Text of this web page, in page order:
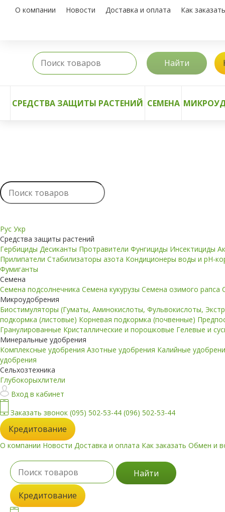
О компании Новости Доставка и оплата Как заказать
Найти
СРЕДСТВА ЗАЩИТЫ РАСТЕНИЙ СЕМЕНА
Рус Укр
Средства защиты растений
Гербициды Десиканты Протравители Фунгициды Инсектициды
Прилипатели Стабилизаторы азота Кондиционеры воды и pH-
Фумиганты
Семена
Семена подсолнечника Семена кукурузы Семена озимого рапса
Микроудобрения
Биостимуляторы (Гуматы, Аминокислоты, Фульвокислоты,
подкормка (листовые) Корневая подкормка (почвенные)
Гранулированные Кристаллические и порошковые Гелевые и
Минеральные удобрения
Комплексные удобрения Азотные удобрения Калийные
удобрения
Сельхозтехника
Глубокорыхлители
Вход в кабинет
Заказать звонок (095) 502-53-44 (096) 502-53-44
Кредитование
О компании Новости Доставка и оплата Как заказать Обмен и
Найти
Кредитование